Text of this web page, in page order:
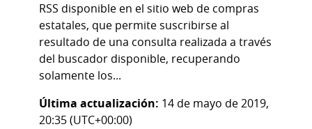
RSS disponible en el sitio web de compras
estatales, que permite suscribirse al
resultado de una consulta realizada a través
del buscador disponible, recuperando
solamente los...
Última actualización: 14 de mayo de 2019,
20:35 (UTC+00:00)